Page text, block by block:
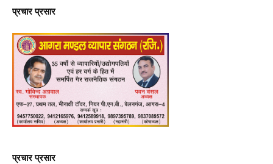
प्रचार प्रसार
प्रचार प्रसार